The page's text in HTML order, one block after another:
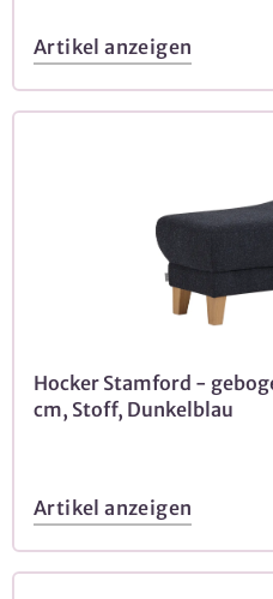
Artikel anzeigen
Hocker Stamford -
cm, Stoff, Dunkelblau
Artikel anzeigen